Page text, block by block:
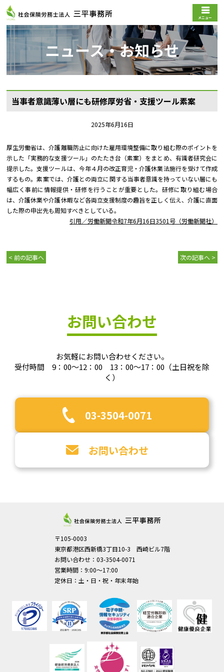
メニュー
ニュース・お知らせ
当事者意識薄い層にも研修――厚労省・支援ツール素案
2025年6月16日
厚生労働省は、介護離職防止に向けた雇用環境整備に取り組む際のポイントを
示した「実務的な支援ツール」のたたき台（素案）をまとめ、有識者研究会に
提示した。支援ツールは、今年４月の改正育児・介護休業法施行を受けて作成
するもの。素案では、介護との両立に関する当事者意識を持っていない層にも
幅広く事前に情報提供・研修を行うことが重要とした。研修に取り組む場合
は、介護休業や介護休暇など各両立支援制度の趣旨を正しく伝え、介護に直面
した際の申出先も周知すべきとしている。
引用／労働新聞令和7年6月16日3501号（労働新聞社）
< 前の記事へ 次の記事へ >
お問い合わせ
お気軽にお問い合わせください。
受付時間 9：00～12：00 13：00～17：00（土日祝を除
く）
03-3504-0071
お問い合わせ
〒105-0003
東京都港区西新橋3丁目10-3 西崎ビル7階
お問い合わせ：03-3504-0071
営業時間：9:00～17:00
定休日：土・日・祝・年末年始